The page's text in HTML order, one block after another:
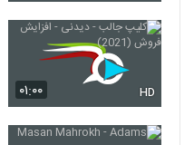
۰۱:۰۰ HD